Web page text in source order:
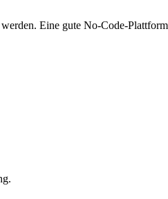
Eine gute No-Code-